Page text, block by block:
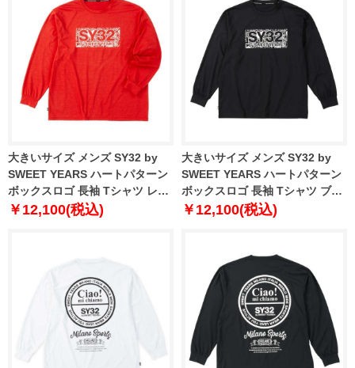
大きいサイズ メンズ SY32 by
SWEET YEARS ハートパターン
ボックスロゴ 長袖 Tシャツ レッ
ド 1278-5600-1 3L 4L 5L 6L
￥12,100(税込)
大きいサイズ メンズ SY32 by
SWEET YEARS ハートパターン
ボックスロゴ 長袖 Tシャツ ブラ
ック 1278-5600-2 3L 4L 5L 6L
￥12,100(税込)